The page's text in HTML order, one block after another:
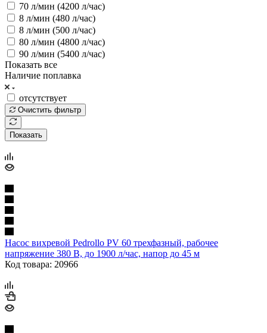
70 л/мин (4200 л/час)
8 л/мин (480 л/час)
8 л/мин (500 л/час)
80 л/мин (4800 л/час)
90 л/мин (5400 л/час)
Показать все
Наличие поплавка
отсутствует
Очистить фильтр
Показать
Насос вихревой Pedrollo PV 60 трехфазный, рабочее
напряжение 380 В, до 1900 л/час, напор до 45 м
Код товара: 20966